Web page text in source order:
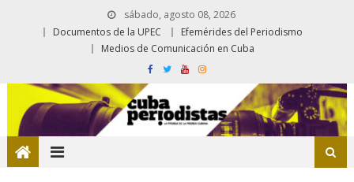
sábado, agosto 08, 2026
Documentos de la UPEC
Efemérides del Periodismo
Medios de Comunicación en Cuba